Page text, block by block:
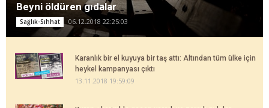
Beyni öldüren gıdalar
Sağlık-Sıhhat 06.12.2018 22:25:03
Karanlık bir el kuyuya bir taş attı: Altından tüm ülke için
heykel kampanyası çıktı
13.11.2018 19:59:09